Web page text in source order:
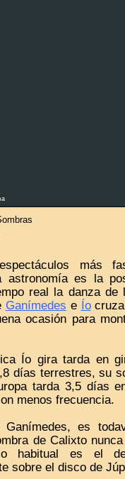
más
astronomía es la
real la danza de
Ganímedes e Ío
ocasión para
Ío gira tarda en
días terrestres, su
tarda 3,5 días
menos frecuencia.
Ganímedes, es
de Calixto
habitual es el
sobre el disco de